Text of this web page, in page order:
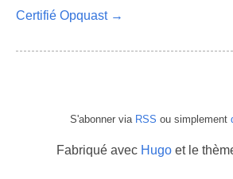
Certifié Opquast →
S'abonner via RSS ou simplement
Fabriqué avec Hugoet le